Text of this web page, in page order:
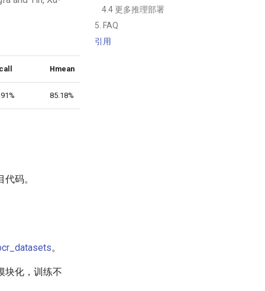
4.4 更多推理部署
5. FAQ
引用
Hmean
85.18%
代码。
。
块化，训练不